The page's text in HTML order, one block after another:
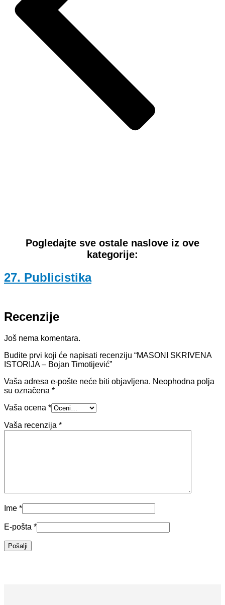
Pogledajte sve ostale naslove iz ove
kategorije:
27. Publicistika
Recenzije
Još nema komentara.
Budite prvi koji će napisati recenziju “MASONI SKRIVENA
ISTORIJA – Bojan Timotijević”
Vaša adresa e-pošte neće biti objavljena. Neophodna polja
su označena *
Vaša ocena *
Vaša recenzija *
Ime *
E-pošta *